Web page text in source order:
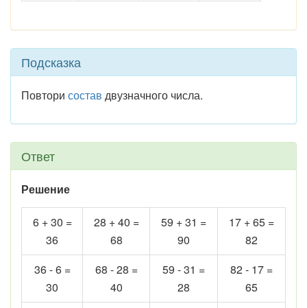
Подсказка
Повтори состав двузначного числа.
Ответ
Решение
6 + 30 =
36
28 + 40 =
68
59 + 31 =
90
17 + 65 =
82
36 - 6 =
30
68 - 28 =
40
59 - 31 =
28
82 - 17 =
65